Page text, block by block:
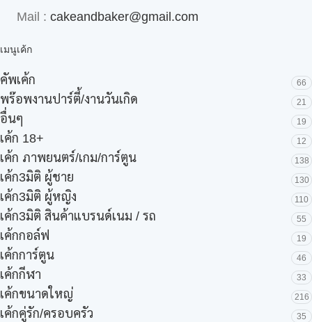
Mail : cakeandbaker@gmail.com
เมนูเค้ก
คัพเค้ก 66
พร๊อพงานปาร์ตี้/งานวันเกิด 21
อื่นๆ 19
เค้ก 18+ 12
เค้ก ภาพยนตร์/เกม/การ์ตูน 138
เค้ก3มิติ ผู้ชาย 130
เค้ก3มิติ ผู้หญิง 110
เค้ก3มิติ สินค้าแบรนด์เนม / รถ 55
เค้กกอล์ฟ 19
เค้กการ์ตูน 46
เค้กกีฬา 33
เค้กขนาดใหญ่ 216
เค้กคู่รัก/ครอบครัว 35